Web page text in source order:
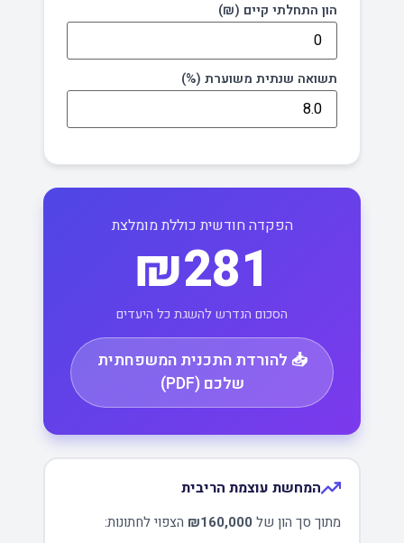
הון התחלתי קיים (₪)
תשואה שנתית משוערת (%)
הפקדה חודשית כוללת מומלצת
₪281
הסכום הנדרש להשגת כל היעדים
📥 להורדת התכנית המשפחתית
שלכם (PDF)
המחשת עוצמת הריבית
מתוך סך הון של₪160,000 הצפוי לחתונות: